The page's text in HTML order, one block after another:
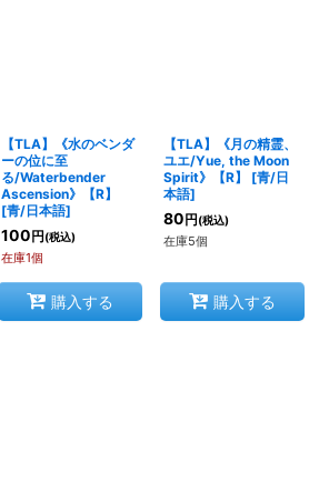
【TLA】《水のベンダ
ーの位に至
る/Waterbender
Ascension》【R】
[青/日本語]
100 円 (税込)
在庫1個
購入する
【TLA】《月の精霊、
ユエ/Yue, the Moon
Spirit》【R】
[青/日
本語]
80 円 (税込)
在庫5個
購入する